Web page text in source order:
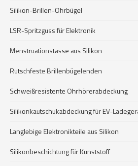
Silikon-Brillen-Ohrbügel
LSR-Spritzguss für Elektronik
Menstruationstasse aus Silikon
Rutschfeste Brillenbügelenden
Schweißresistente Ohrhörerabdeckung
Silikonkautschukabdeckung für EV-
Langlebige Elektronikteile aus Silikon
Silikonbeschichtung für Kunststoff